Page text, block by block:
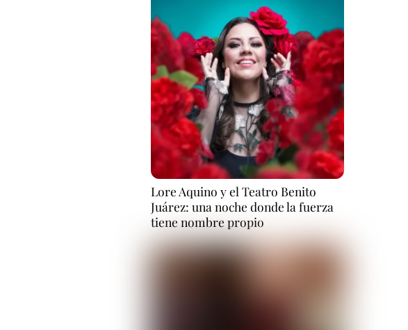
Lore Aquino y el Teatro Benito
Juárez: una noche donde la fuerza
tiene nombre propio